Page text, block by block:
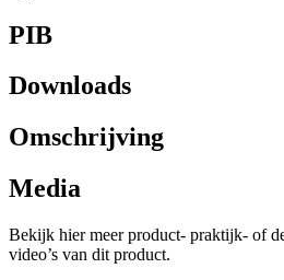
PIB
Downloads
Omschrijving
Media
Bekijk hier meer product- praktijk- of
video’s van dit product.